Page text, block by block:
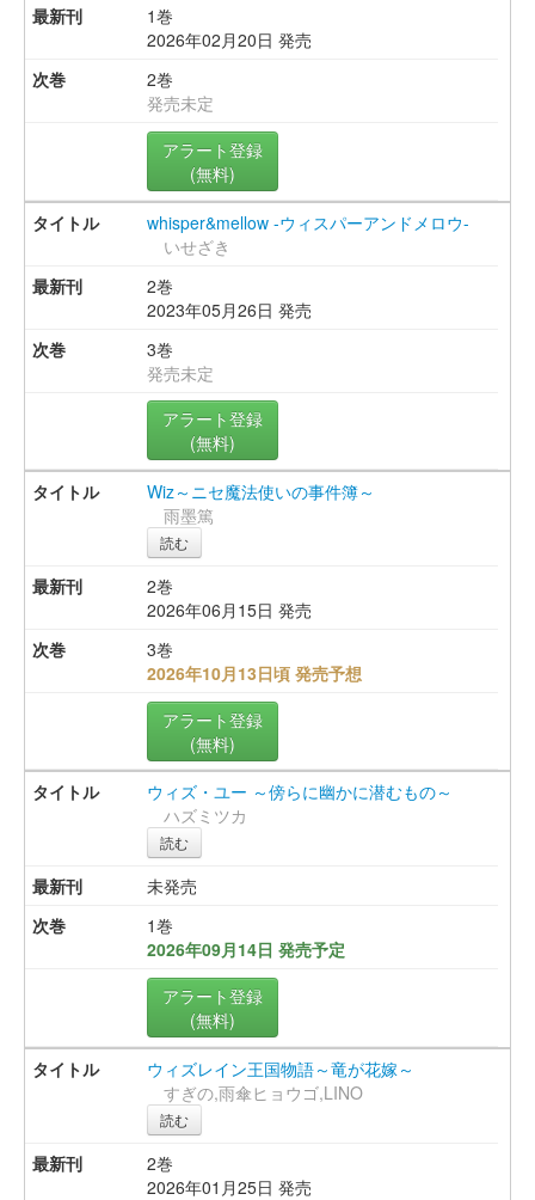
1巻
2026年02月20日 発売
2巻
発売未定
アラート登録
(無料)
whisper&mellow -ウィスパーアンドメロウ-
いせざき
2巻
2023年05月26日 発売
3巻
発売未定
アラート登録
(無料)
Wiz～ニセ魔法使いの事件簿～
雨墨篤
読む
2巻
2026年06月15日 発売
3巻
2026年10月13日頃 発売予想
アラート登録
(無料)
ウィズ・ユー ～傍らに幽かに潜むもの～
ハズミツカ
読む
未発売
1巻
2026年09月14日 発売予定
アラート登録
(無料)
ウィズレイン王国物語～竜が花嫁～
すぎの,雨傘ヒョウゴ,LINO
読む
2巻
2026年01月25日 発売